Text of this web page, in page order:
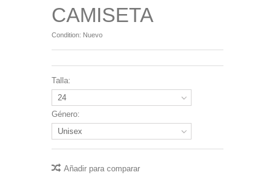
CAMISETA
Condition: Nuevo
Talla:
24
Género:
Unisex
Añadir para comparar